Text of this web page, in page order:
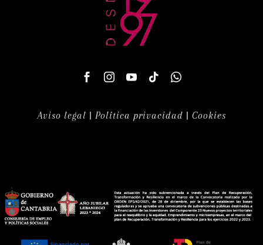
Aviso legal Política privacidad Cookies